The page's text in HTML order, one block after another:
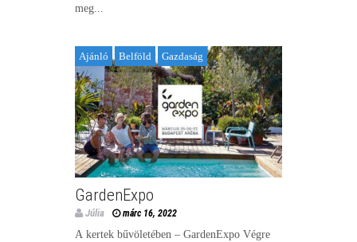
meg...
Ajánló Belföld Gazdaság
GardenExpo
Júlia márc 16, 2022
A kertek bűvöletében – GardenExpo Végre